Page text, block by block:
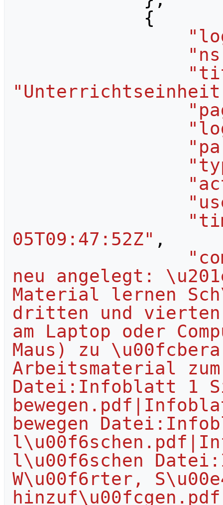
{
"Unterrichtseinheit
05T09:47:52Z" ,
neu angelegt:
Material lernen
dritten und
am Laptop oder
Maus) zu
Arbeitsmaterial
Datei:Infoblatt 1
bewegen
l\u00f6schen
W\u00f6rter,